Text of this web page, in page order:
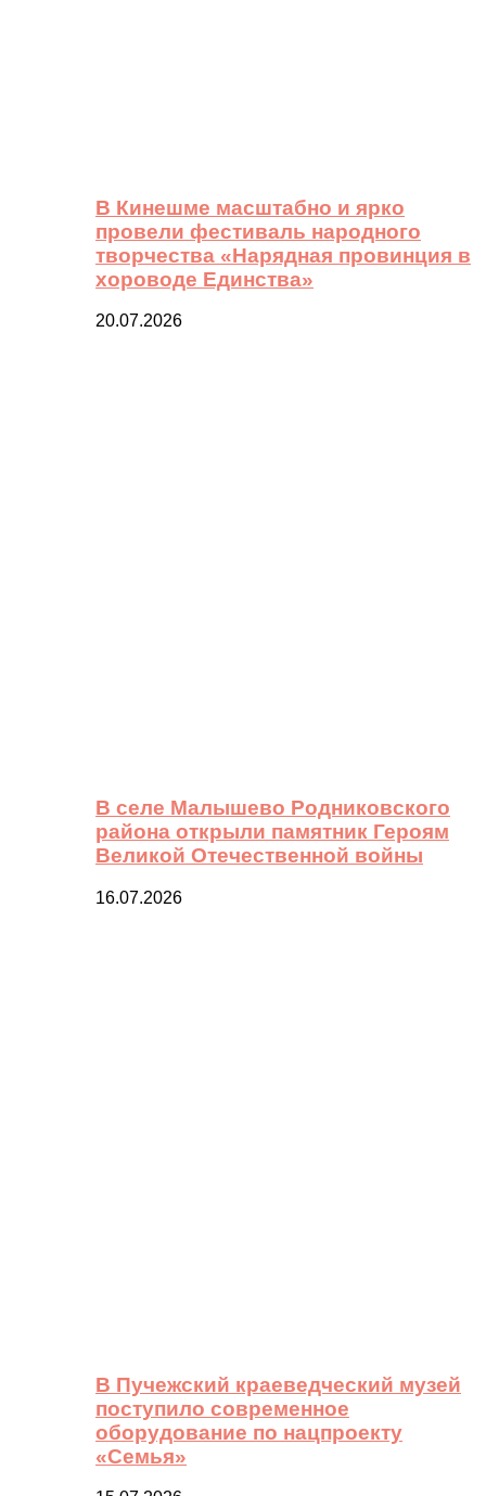
В Кинешме масштабно и ярко
провели фестиваль народного
творчества «Нарядная провинция в
хороводе Единства»
20.07.2026
В селе Малышево Родниковского
района открыли памятник Героям
Великой Отечественной войны
16.07.2026
В Пучежский краеведческий музей
поступило современное
оборудование по нацпроекту
«Семья»